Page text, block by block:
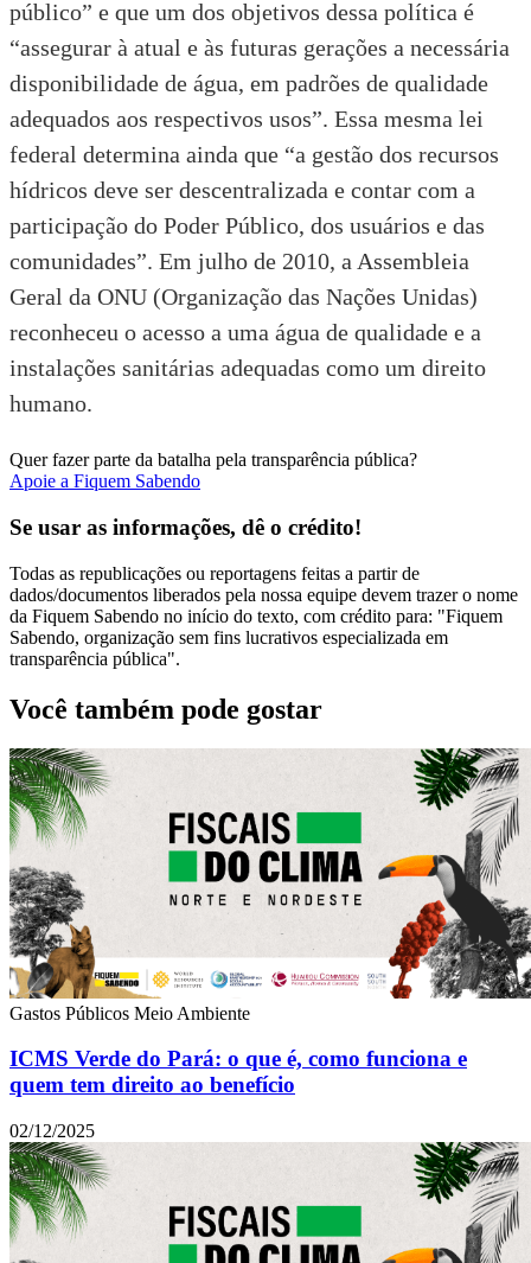
público” e que um dos objetivos dessa política é
“assegurar à atual e às futuras gerações a necessária
disponibilidade de água, em padrões de qualidade
adequados aos respectivos usos”. Essa mesma lei
federal determina ainda que “a gestão dos recursos
hídricos deve ser descentralizada e contar com a
participação do Poder Público, dos usuários e das
comunidades”. Em julho de 2010, a Assembleia
Geral da ONU (Organização das Nações Unidas)
reconheceu o acesso a uma água de qualidade e a
instalações sanitárias adequadas como um direito
humano.
Quer fazer parte da batalha pela transparência pública?
Apoie a Fiquem Sabendo
Se usar as informações, dê o crédito!
Todas as republicações ou reportagens feitas a partir de
dados/documentos liberados pela nossa equipe devem trazer o nome
da Fiquem Sabendo no início do texto, com crédito para: "Fiquem
Sabendo, organização sem fins lucrativos especializada em
transparência pública".
Você também pode gostar
Gastos Públicos Meio Ambiente
ICMS Verde do Pará: o que é, como funciona e
quem tem direito ao benefício
02/12/2025